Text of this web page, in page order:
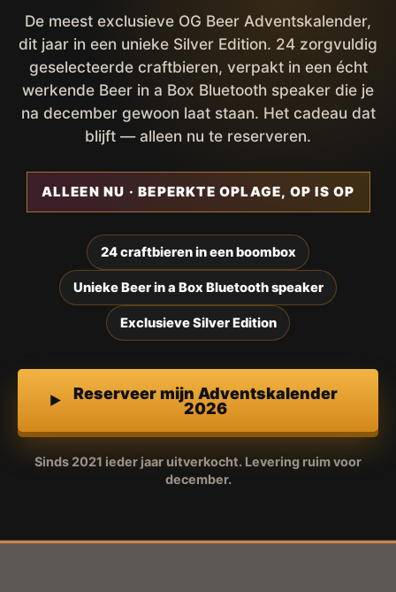
De meest exclusieve OG Beer Adventskalender,
dit jaar in een unieke Silver Edition. 24 zorgvuldig
geselecteerde craftbieren, verpakt in een écht
werkende Beer in a Box Bluetooth speaker die je
na december gewoon laat staan. Het cadeau dat
blijft — alleen nu te reserveren.
ALLEEN NU · BEPERKTE OPLAGE, OP IS OP
24 craftbieren in een boombox
Unieke Beer in a Box Bluetooth speaker
Exclusieve Silver Edition
Reserveer mijn Adventskalender
2026
Sinds 2021 ieder jaar uitverkocht. Levering ruim voor
december.